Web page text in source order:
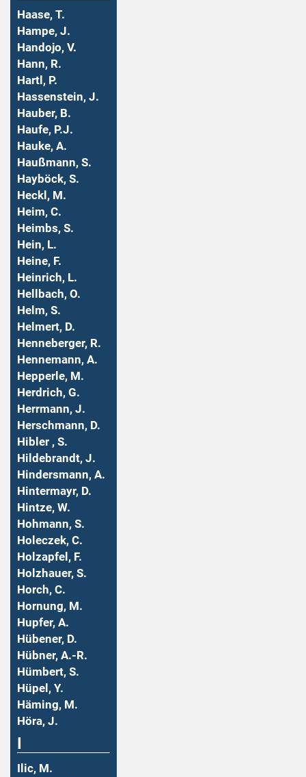
Haase, T.
Hampe, J.
Handojo, V.
Hann, R.
Hartl, P.
Hassenstein, J.
Hauber, B.
Haufe, P.J.
Hauke, A.
Haußmann, S.
Hayböck, S.
Heckl, M.
Heim, C.
Heimbs, S.
Hein, L.
Heine, F.
Heinrich, L.
Hellbach, O.
Helm, S.
Helmert, D.
Henneberger, R.
Hennemann, A.
Hepperle, M.
Herdrich, G.
Herrmann, J.
Herschmann, D.
Hibler , S.
Hildebrandt, J.
Hindersmann, A.
Hintermayr, D.
Hintze, W.
Hohmann, S.
Holeczek, C.
Holzapfel, F.
Holzhauer, S.
Horch, C.
Hornung, M.
Hupfer, A.
Hübener, D.
Hübner, A.-R.
Hümbert, S.
Hüpel, Y.
Häming, M.
Höra, J.
Ilic, M.